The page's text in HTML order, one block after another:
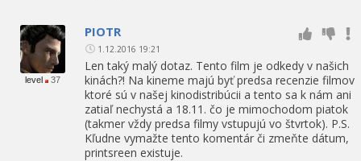
level 37
PIOTR
1.12.2016 19:21
Len taký malý dotaz. Tento film je odkedy v našich
kinách?! Na kineme majú byť predsa recenzie filmov
ktoré sú v našej kinodistribúcii a tento sa k nám ani
zatiaľ nechystá a 18.11. čo je mimochodom piatok
(takmer vždy predsa filmy vstupujú vo štvrtok). P.S.
Kľudne vymažte tento komentár či zmeňte dátum,
printsreen existuje.